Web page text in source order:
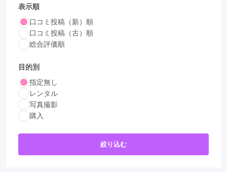
表示順
口コミ投稿（新）順
口コミ投稿（古）順
総合評価順
目的別
指定無し
レンタル
写真撮影
購入
絞り込む